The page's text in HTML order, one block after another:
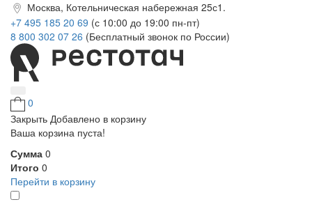
Москва, Котельническая набережная 25с1.
+7 495 185 20 69 (с 10:00 до 19:00 пн-пт)
8 800 302 07 26 (Бесплатный звонок по России)
0
Закрыть Добавлено в корзину
Ваша корзина пуста!
Сумма 0
Итого 0
Перейти в корзину